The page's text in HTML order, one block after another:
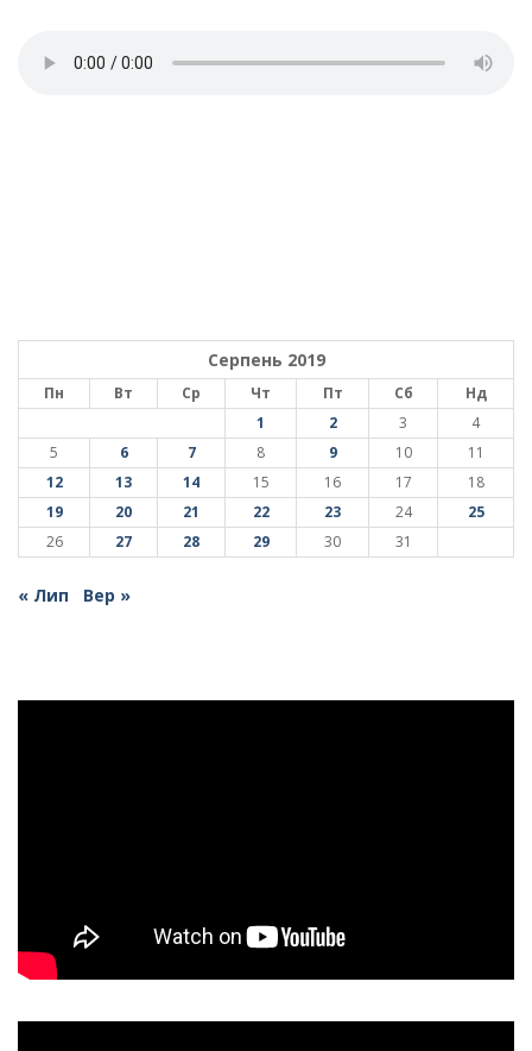
Серпень 2019
Пн Вт Ср Чт Пт Сб
Нд
1
2 3
4
5
6 7 8 9 10
11
12
13 14 15 16 17
18
19
20 21 22 23 24
25
26
27 28 29 30 31
« Лип Вер »